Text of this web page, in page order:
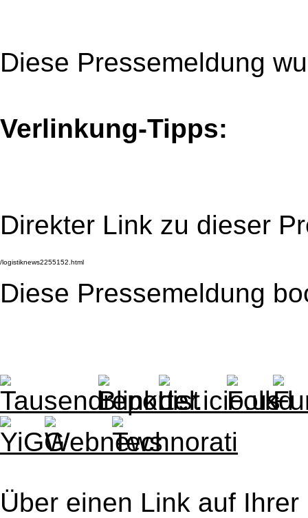
Diese Pressemeldung
Verlinkung-Tipps:
Direkter Link zu dieser
Diese Pressemeldung
Über einen Link auf